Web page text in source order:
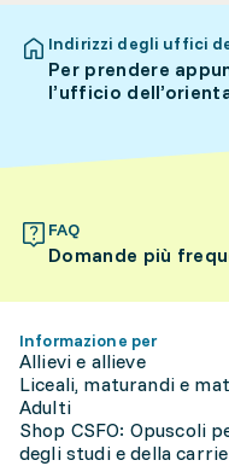
Indirizzi degli uffici
Per prendere
l’ufficio
FAQ
Domande più
Informazione per
Allievi e allieve
Liceali, maturandi e
Adulti
Shop CSFO: Opuscoli
degli studi e della